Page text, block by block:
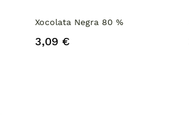
Xocolata Negra 80 %
3,09 €